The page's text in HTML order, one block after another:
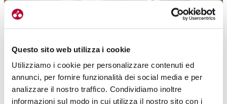
Questo sito web utilizza i cookie
Utilizziamo i cookie per personalizzare contenuti ed
annunci, per fornire funzionalità dei social media e per
analizzare il nostro traffico. Condividiamo inoltre
informazioni sul modo in cui utilizza il nostro sito con i